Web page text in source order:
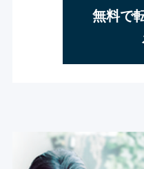
無料で